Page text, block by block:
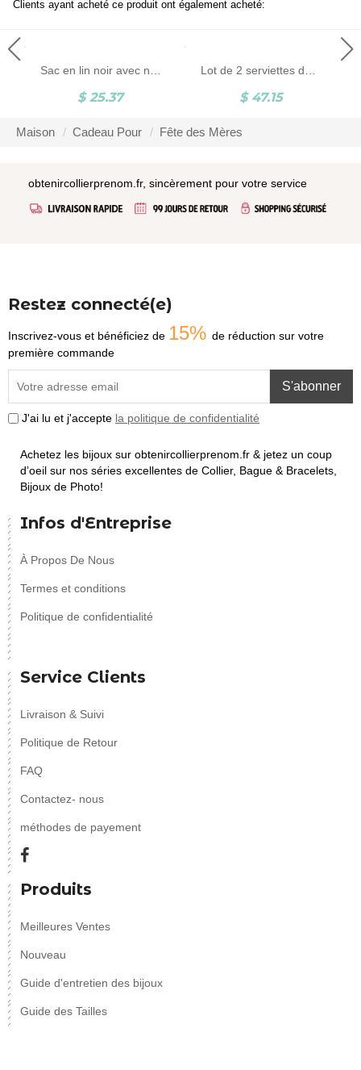
Clients ayant acheté ce produit ont également acheté:
$ 25.37 $ 47.15
Maison Cadeau Pour Fête des Mères
obtenircollierprenom.fr, sincèrement pour votre service
Restez connecté(e)
Inscrivez-vous et bénéficiez de 15% de réduction sur votre
première commande
S'abonner
J'ai lu et j'accepte la politique de confidentialité
Achetez les bijoux sur obtenircollierprenom.fr & jetez un coup
d’oeil sur nos séries excellentes de Collier, Bague & Bracelets,
Bijoux de Photo!
Infos d'Entreprise
À Propos De Nous
Termes et conditions
Politique de confidentialité
Service Clients
Livraison & Suivi
Politique de Retour
FAQ
Contactez- nous
méthodes de payement
Produits
Meilleures Ventes
Nouveau
Guide d'entretien des bijoux
Guide des Tailles